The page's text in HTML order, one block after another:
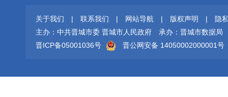
关于我们 | 联系我们 | 网站导航 | 版权声明 |
隐
主办：中共晋城市委 晋城市人民政府
承办：晋城市数据局
晋ICP备05001036号
晋公网安备 14050002000001号